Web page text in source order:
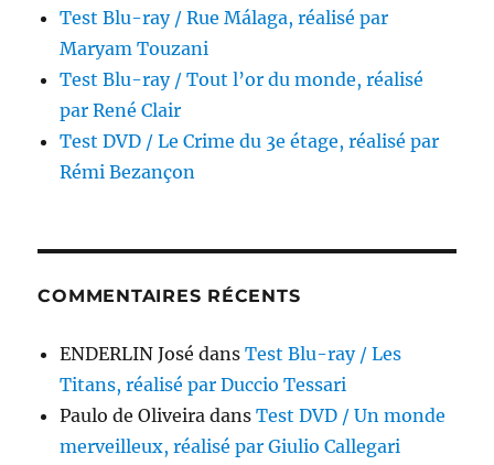
Test Blu-ray / Rue Málaga, réalisé par
Maryam Touzani
Test Blu-ray / Tout l’or du monde, réalisé
par René Clair
Test DVD / Le Crime du 3e étage, réalisé par
Rémi Bezançon
COMMENTAIRES RÉCENTS
ENDERLIN José dansTest Blu-ray / Les
Titans, réalisé par Duccio Tessari
Paulo de Oliveira dansTest DVD / Un monde
merveilleux, réalisé par Giulio Callegari